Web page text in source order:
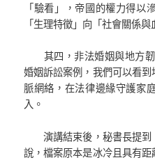
「驗看」，帝國的權力得以
「生理特徵」向「社會關係
其四，非法婚姻與地方韌
婚姻訴訟案例，我們可以看
脈網絡，在法律邊緣守護家
入。
演講結束後，秘書長提到
說，檔案原本是冰冷且具有